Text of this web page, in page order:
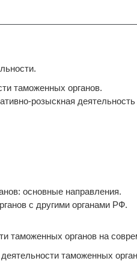
таможенных органов.
розыскная
основные направления.
с другими органами РФ.
таможенных органов на
таможенных